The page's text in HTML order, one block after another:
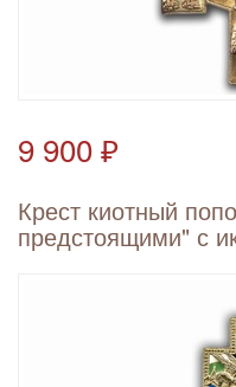
9 900 ₽
Крест киотный
предстоящими" с